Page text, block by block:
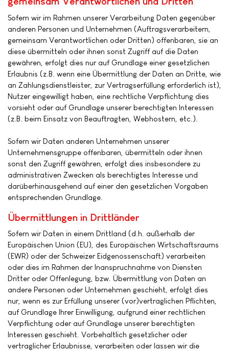
Sofern wir im Rahmen unserer Verarbeitung Daten gegenüber
anderen Personen und Unternehmen (Auftragsverarbeitern,
gemeinsam Verantwortlichen oder Dritten) offenbaren, sie an
diese übermitteln oder ihnen sonst Zugriff auf die Daten
gewähren, erfolgt dies nur auf Grundlage einer gesetzlichen
Erlaubnis (z.B. wenn eine Übermittlung der Daten an Dritte, wie
an Zahlungsdienstleister, zur Vertragserfüllung erforderlich ist),
Nutzer eingewilligt haben, eine rechtliche Verpflichtung dies
vorsieht oder auf Grundlage unserer berechtigten Interessen
(z.B. beim Einsatz von Beauftragten, Webhostern, etc.).
Sofern wir Daten anderen Unternehmen unserer
Unternehmensgruppe offenbaren, übermitteln oder ihnen
sonst den Zugriff gewähren, erfolgt dies insbesondere zu
administrativen Zwecken als berechtigtes Interesse und
darüberhinausgehend auf einer den gesetzlichen Vorgaben
entsprechenden Grundlage.
Übermittlungen in Drittländer
Sofern wir Daten in einem Drittland (d.h. außerhalb der
Europäischen Union (EU), des Europäischen Wirtschaftsraums
(EWR) oder der Schweizer Eidgenossenschaft) verarbeiten
oder dies im Rahmen der Inanspruchnahme von Diensten
Dritter oder Offenlegung, bzw. Übermittlung von Daten an
andere Personen oder Unternehmen geschieht, erfolgt dies
nur, wenn es zur Erfüllung unserer (vor)vertraglichen Pflichten,
auf Grundlage Ihrer Einwilligung, aufgrund einer rechtlichen
Verpflichtung oder auf Grundlage unserer berechtigten
Interessen geschieht. Vorbehaltlich gesetzlicher oder
vertraglicher Erlaubnisse, verarbeiten oder lassen wir die